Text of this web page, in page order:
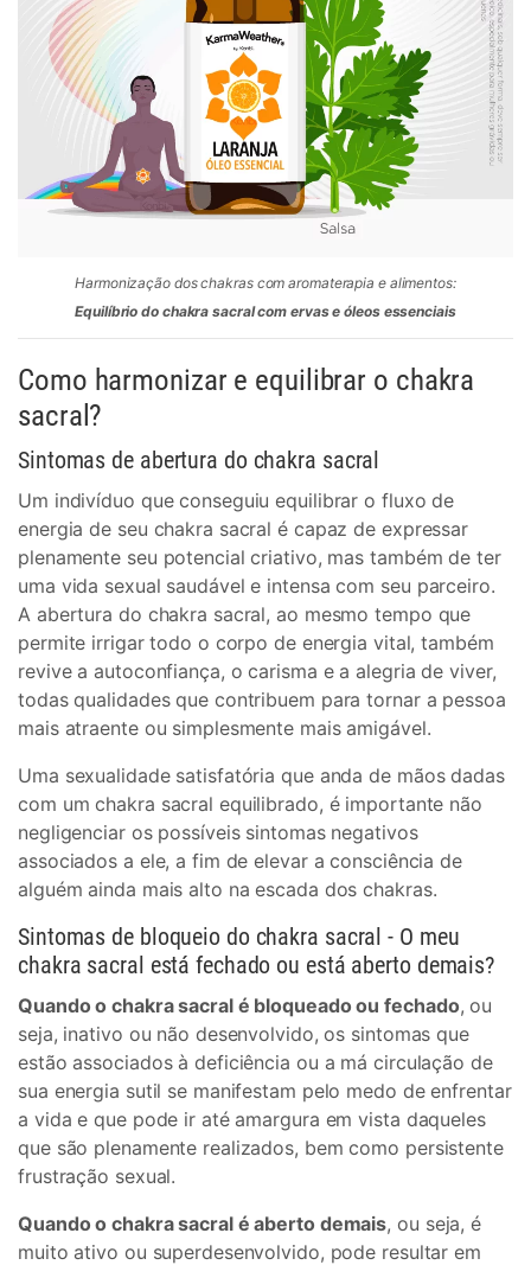
Harmonização dos chakras com aromaterapia e alimentos:
Equilíbrio do chakra sacral com ervas e óleos essenciais
Como harmonizar e equilibrar o chakra
sacral?
Sintomas de abertura do chakra sacral
Um indivíduo que conseguiu equilibrar o fluxo de
energia de seu chakra sacral é capaz de expressar
plenamente seu potencial criativo, mas também de ter
uma vida sexual saudável e intensa com seu parceiro.
A abertura do chakra sacral, ao mesmo tempo que
permite irrigar todo o corpo de energia vital, também
revive a autoconfiança, o carisma e a alegria de viver,
todas qualidades que contribuem para tornar a pessoa
mais atraente ou simplesmente mais amigável.
Uma sexualidade satisfatória que anda de mãos dadas
com um chakra sacral equilibrado, é importante não
negligenciar os possíveis sintomas negativos
associados a ele, a fim de elevar a consciência de
alguém ainda mais alto na escada dos chakras.
Sintomas de bloqueio do chakra sacral - O meu
chakra sacral está fechado ou está aberto demais?
Quando o chakra sacral é bloqueado ou fechado, ou
seja, inativo ou não desenvolvido, os sintomas que
estão associados à deficiência ou a má circulação de
sua energia sutil se manifestam pelo medo de enfrentar
a vida e que pode ir até amargura em vista daqueles
que são plenamente realizados, bem como persistente
frustração sexual.
Quando o chakra sacral é aberto demais, ou seja, é
muito ativo ou superdesenvolvido, pode resultar em